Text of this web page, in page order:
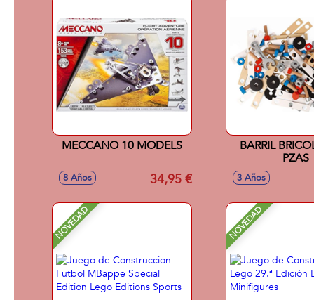
MECCANO 10 MODELS
8 Años 34,95 €
BARRIL
PZAS
3 Años
NOVEDAD NOVEDAD